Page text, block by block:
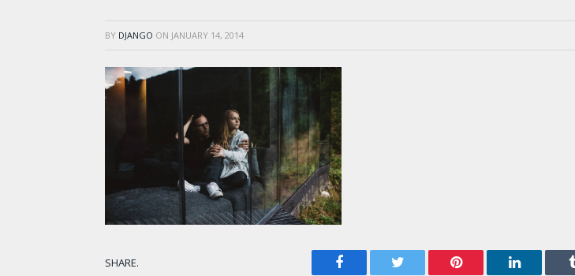
BY DJANGO ON JANUARY 14, 2014
SHARE. Facebook Twitter Pinterest LinkedIn